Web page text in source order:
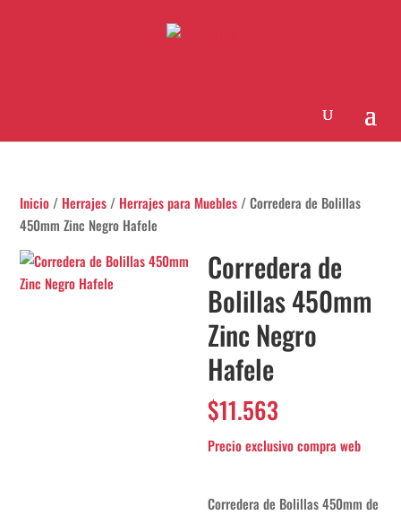
Inicio / Herrajes / Herrajes para Muebles / Corredera de Bolillas
450mm Zinc Negro Hafele
Corredera de
Bolillas 450mm
Zinc Negro
Hafele
$11.563
Corredera de Bolillas 450mm de